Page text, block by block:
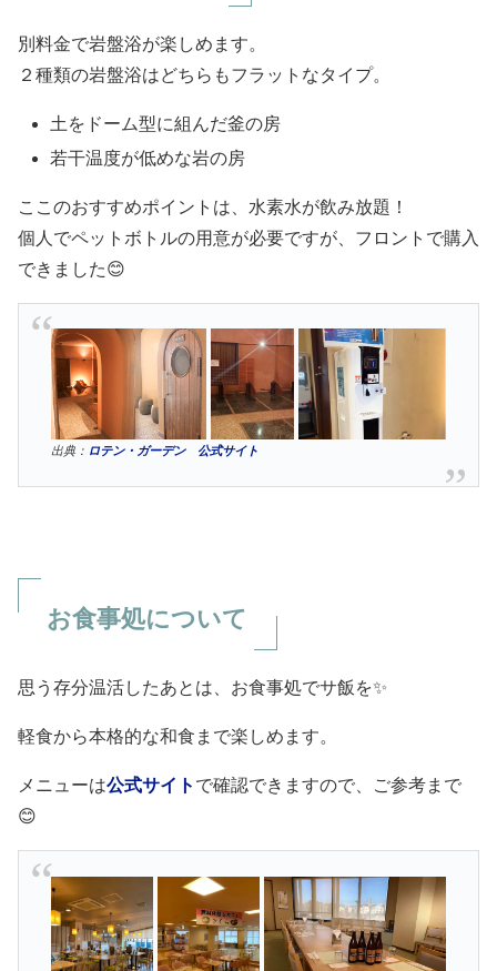
別料金で岩盤浴が楽しめます。
２種類の岩盤浴はどちらもフラットなタイプ。
土をドーム型に組んだ釜の房
若干温度が低めな岩の房
ここのおすすめポイントは、水素水が飲み放題！
個人でペットボトルの用意が必要ですが、フロントで購入
できました😊
出典： ロテン・ガーデン 公式サイト
お食事処について
思う存分温活したあとは、お食事処でサ飯を✨
軽食から本格的な和食まで楽しめます。
メニューは公式サイト で確認できますので、ご参考まで
😊